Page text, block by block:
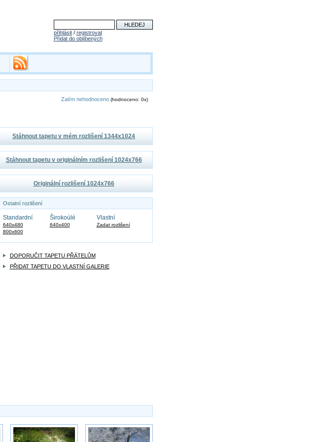
přihlásit/ registrovat
Přidat do oblíbených
Zatím nehodnoceno (hodnoceno: 0x)
Stáhnout tapetu v mém rozlišení 1344x1024
Stáhnout tapetu v originálním rozlišení 1024x766
Originální rozlišení 1024x766
Ostatní rozlišení
Standardní
640x480
800x600
Širokoúlé
640x400
Vlastní
Zadat rozlišení
DOPORUČIT TAPETU PŘÁTELŮM
PŘIDAT TAPETU DO VLASTNÍ GALERIE